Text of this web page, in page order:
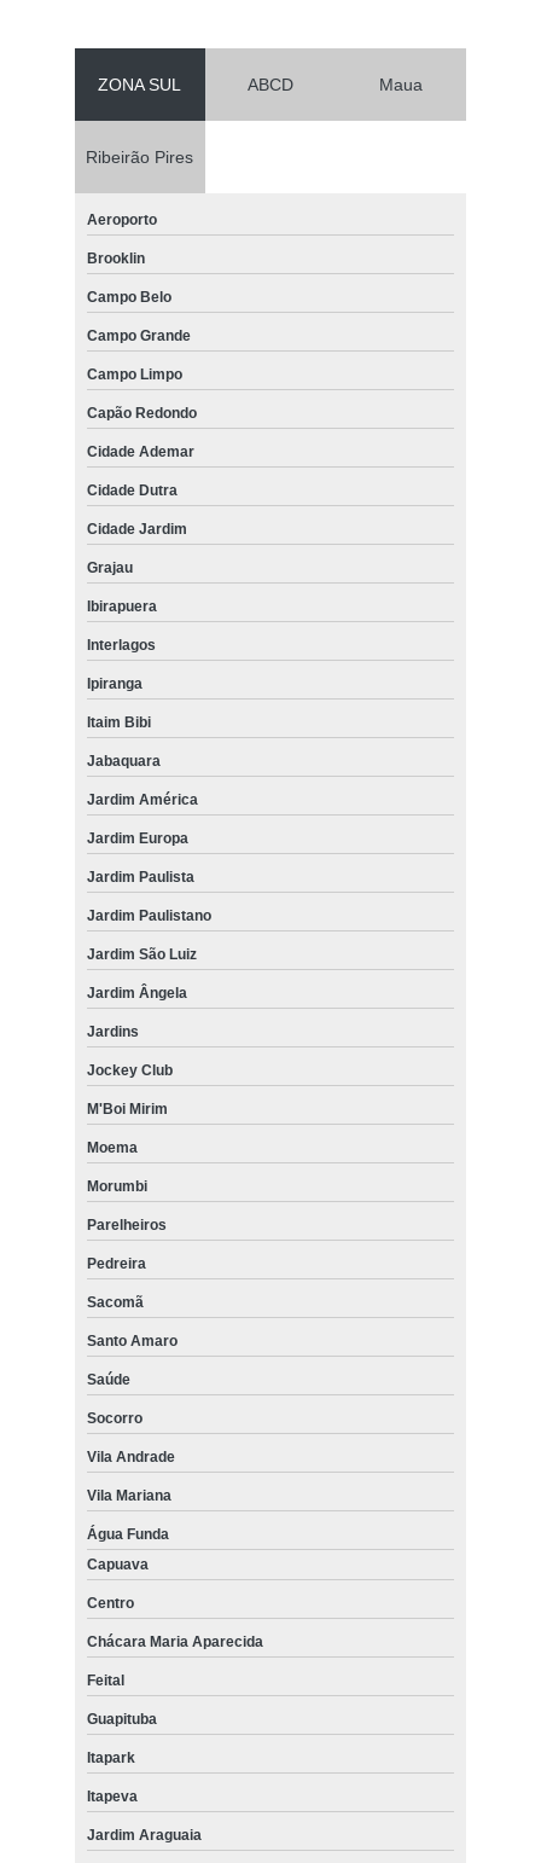
ZONA SUL ABCD Maua
Ribeirão Pires
Aeroporto
Brooklin
Campo Belo
Campo Grande
Campo Limpo
Capão Redondo
Cidade Ademar
Cidade Dutra
Cidade Jardim
Grajau
Ibirapuera
Interlagos
Ipiranga
Itaim Bibi
Jabaquara
Jardim América
Jardim Europa
Jardim Paulista
Jardim Paulistano
Jardim São Luiz
Jardim Ângela
Jardins
Jockey Club
M'Boi Mirim
Moema
Morumbi
Parelheiros
Pedreira
Sacomã
Santo Amaro
Saúde
Socorro
Vila Andrade
Vila Mariana
Água Funda
Capuava
Centro
Chácara Maria Aparecida
Feital
Guapituba
Itapark
Itapeva
Jardim Araguaia